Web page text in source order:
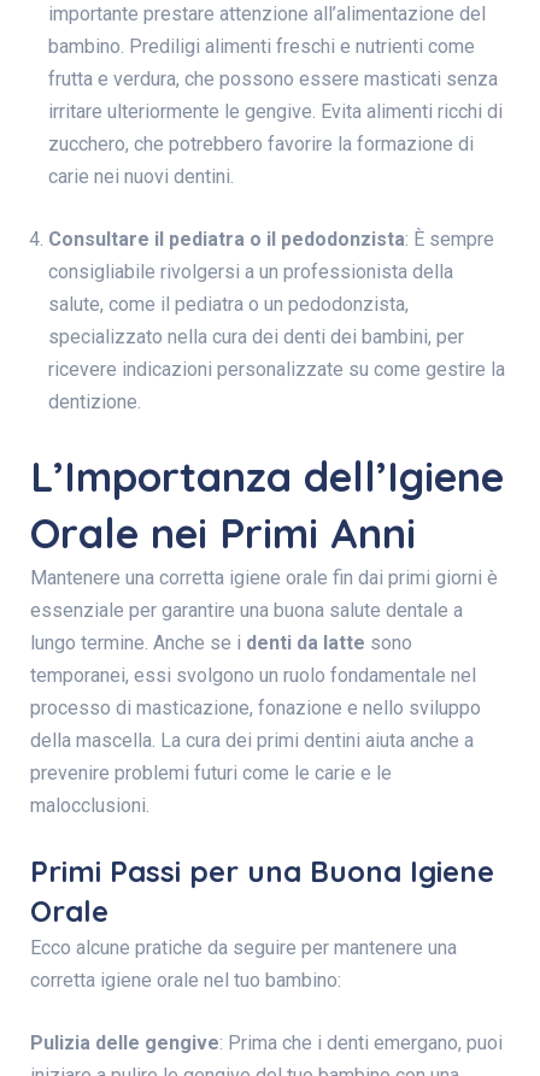
importante prestare attenzione all’alimentazione del
bambino. Prediligi alimenti freschi e nutrienti come
frutta e verdura, che possono essere masticati senza
irritare ulteriormente le gengive. Evita alimenti ricchi di
zucchero, che potrebbero favorire la formazione di
carie nei nuovi dentini.
Consultare il pediatra o il pedodonzista: È sempre
consigliabile rivolgersi a un professionista della
salute, come il pediatra o un pedodonzista,
specializzato nella cura dei denti dei bambini, per
ricevere indicazioni personalizzate su come gestire la
dentizione.
L’Importanza dell’Igiene
Orale nei Primi Anni
Mantenere una corretta igiene orale fin dai primi giorni è
essenziale per garantire una buona salute dentale a
lungo termine. Anche se i denti da latte sono
temporanei, essi svolgono un ruolo fondamentale nel
processo di masticazione, fonazione e nello sviluppo
della mascella. La cura dei primi dentini aiuta anche a
prevenire problemi futuri come le carie e le
malocclusioni.
Primi Passi per una Buona Igiene
Orale
Ecco alcune pratiche da seguire per mantenere una
corretta igiene orale nel tuo bambino:
Pulizia delle gengive: Prima che i denti emergano, puoi